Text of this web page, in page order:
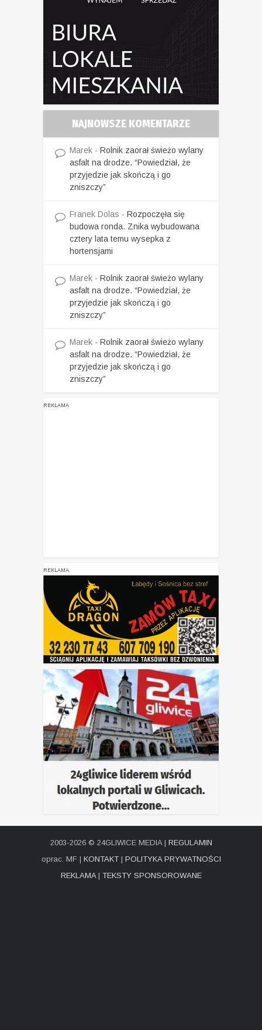
NAJNOWSZE KOMENTARZE
Marek - Rolnik zaorał świeżo wylany
asfalt na drodze. “Powiedział, że
przyjedzie jak skończą i go
zniszczy”
Franek Dolas - Rozpoczęła się
budowa ronda. Znika wybudowana
cztery lata temu wysepka z
hortensjami
Marek - Rolnik zaorał świeżo wylany
asfalt na drodze. “Powiedział, że
przyjedzie jak skończą i go
zniszczy”
Marek - Rolnik zaorał świeżo wylany
asfalt na drodze. “Powiedział, że
przyjedzie jak skończą i go
zniszczy”
REKLAMA
REKLAMA
2003-2026 © 24GLIWICE MEDIA | REGULAMIN
oprac. MF | KONTAKT| POLITYKA PRYWATNOŚCI
REKLAMA| TEKSTY SPONSOROWANE